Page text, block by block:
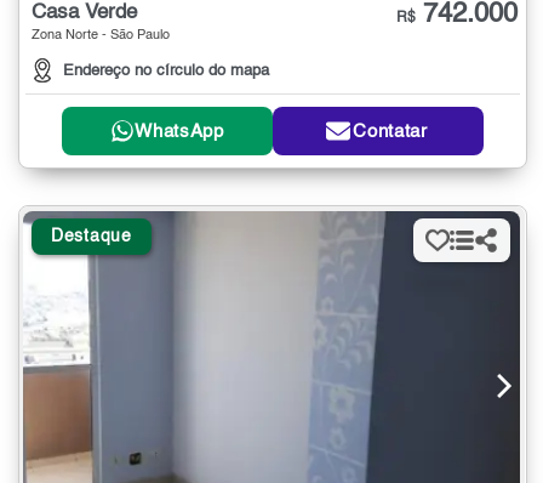
Casa Verde
Zona Norte - São Paulo
Endereço no círculo do mapa
R$ 742.000
WhatsApp Contatar
Destaque